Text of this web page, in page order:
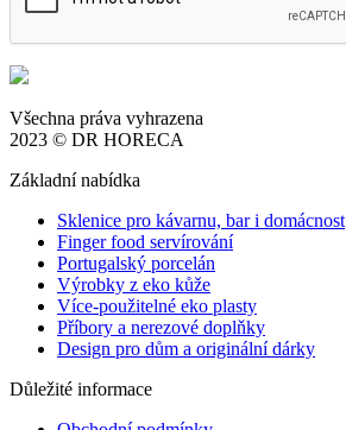
Všechna práva vyhrazena
2023 © DR HORECA
Základní nabídka
Sklenice pro kávarnu, bar i domácnost
Finger food servírování
Portugalský porcelán
Výrobky z eko kůže
Více-použitelné eko plasty
Příbory a nerezové doplňky
Design pro dům a originální dárky
Důležité informace